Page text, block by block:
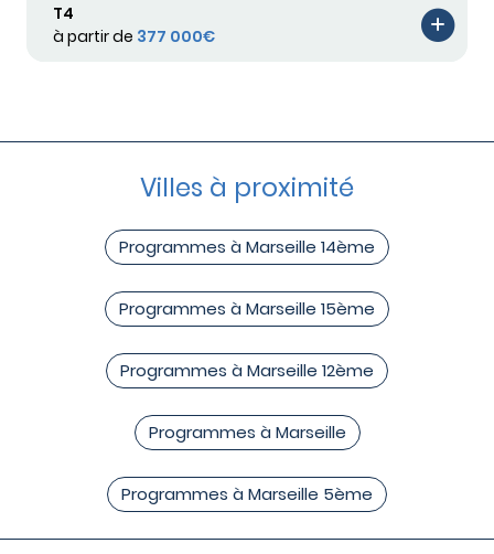
T4
à partir de 377 000€
Villes à proximité
Programmes à Marseille 14ème
Programmes à Marseille 15ème
Programmes à Marseille 12ème
Programmes à Marseille
Programmes à Marseille 5ème